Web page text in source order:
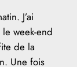
J’ai
week-end
de la
Une fois